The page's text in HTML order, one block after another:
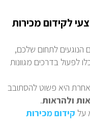
לקידום מכירות
הנוגעים לתחום שלכם,
לפעול בדרכים מגוונות
היא פשוט להסתובב
ולהראות.
על קידום מכירות